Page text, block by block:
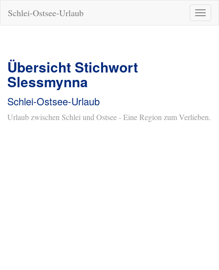
ein-/
Schlei-Ostsee-Urlaub
Übersicht Stichwort
Slessmynna
Schlei-Ostsee-Urlaub
Urlaub zwischen Schlei und Ostsee - Eine Region zum Verlieben.